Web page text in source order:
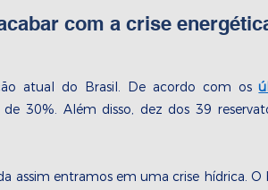
com a crise
atual do Brasil. De acordo com os
30%. Além disso, dez dos 39
assim entramos em uma crise hídrica. O